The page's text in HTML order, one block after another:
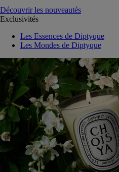
Découvrir les nouveautés
Exclusivités
Les Essences de Diptyque
Les Mondes de Diptyque